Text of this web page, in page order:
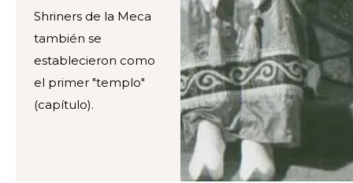
Shriners de la Meca
también se
establecieron como
el primer "templo"
(capítulo).